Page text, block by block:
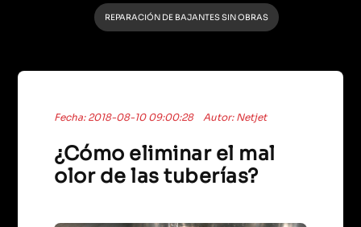
REPARACIÓN DE BAJANTES SIN OBRAS
Fecha: 2018-08-10 09:00:28 Autor: Netjet
¿Cómo eliminar el mal
olor de las tuberías?